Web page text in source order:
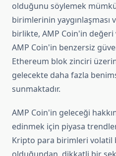
olduğunu söylemek
birimlerinin yaygınlaşması
birlikte, AMP Coin'in değeri
AMP Coin'in benzersiz
Ethereum blok zinciri
gelecekte daha fazla
sunmaktadır.
AMP Coin'in geleceği
edinmek için piyasa
Kripto para birimleri volatil